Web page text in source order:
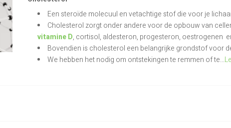
Een steroïde molecuul en vetachtige stof die voor je
Cholesterol zorgt onder andere voor de opbouw van
vitamine D, cortisol, aldesteron, progesteron, oestrogenen
Bovendien is cholesterol een belangrijke grondstof voor
We hebben het nodig om ontstekingen te remmen of te...